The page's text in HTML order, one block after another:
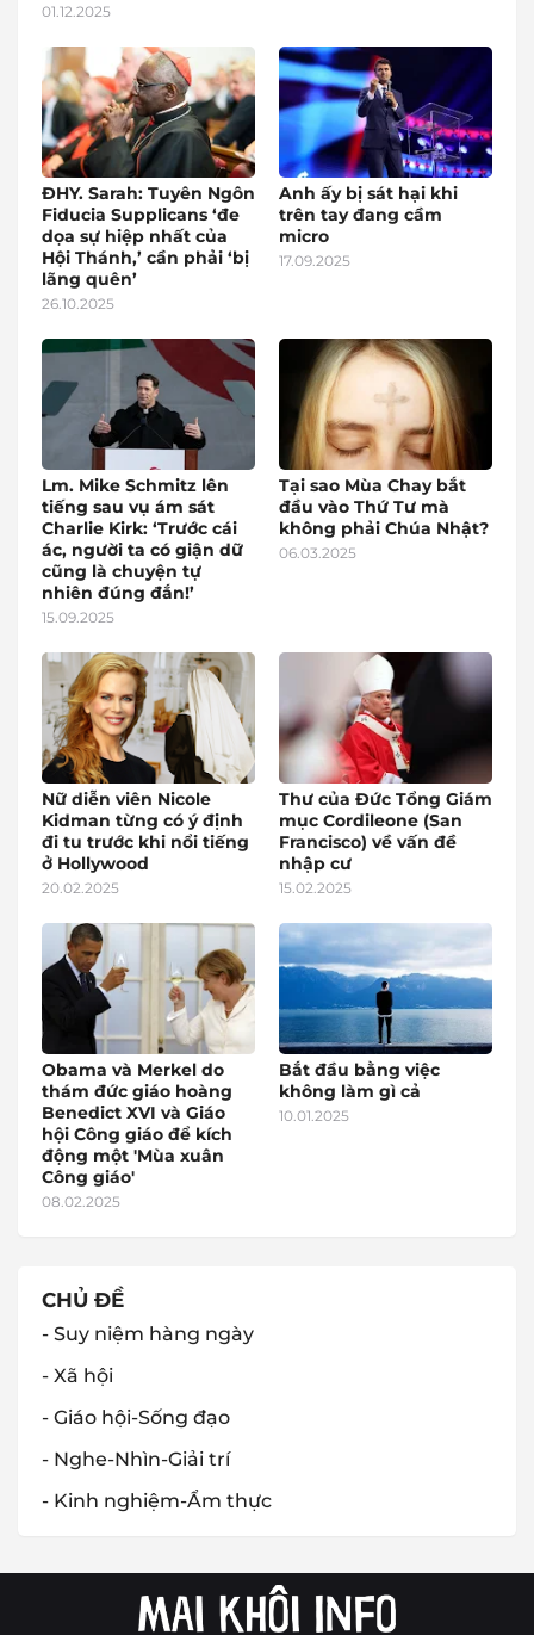
01.12.2025
ĐHY. Sarah: Tuyên Ngôn
Fiducia Supplicans ‘đe
dọa sự hiệp nhất của
Hội Thánh,’ cần phải ‘bị
lãng quên’
26.10.2025
Anh ấy bị sát hại khi
trên tay đang cầm
micro
17.09.2025
Lm. Mike Schmitz lên
tiếng sau vụ ám sát
Charlie Kirk: ‘Trước cái
ác, người ta có giận dữ
cũng là chuyện tự
nhiên đúng đắn!’
15.09.2025
Tại sao Mùa Chay bắt
đầu vào Thứ Tư mà
không phải Chúa Nhật?
06.03.2025
Nữ diễn viên Nicole
Kidman từng có ý định
đi tu trước khi nổi tiếng
ở Hollywood
20.02.2025
Thư của Đức Tổng Giám
mục Cordileone (San
Francisco) về vấn đề
nhập cư
15.02.2025
Obama và Merkel do
thám đức giáo hoàng
Benedict XVI và Giáo
hội Công giáo để kích
động một 'Mùa xuân
Công giáo'
08.02.2025
Bắt đầu bằng việc
không làm gì cả
10.01.2025
CHỦ ĐỀ
- Suy niệm hàng ngày
- Xã hội
- Giáo hội-Sống đạo
- Nghe-Nhìn-Giải trí
- Kinh nghiệm-Ẩm thực